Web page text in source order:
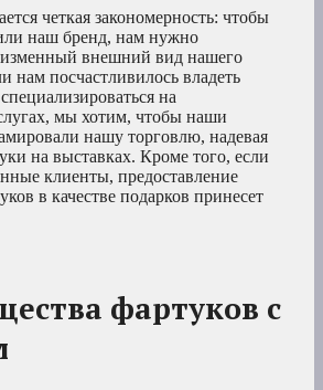
четкая закономерность: чтобы
наш бренд, нам нужно
внешний вид нашего
нам посчастливилось владеть
на
мы хотим, чтобы наши
нашу торговлю, надевая
на выставках. Кроме того, если
клиенты, предоставление
в качестве подарков принесет
фартуков с